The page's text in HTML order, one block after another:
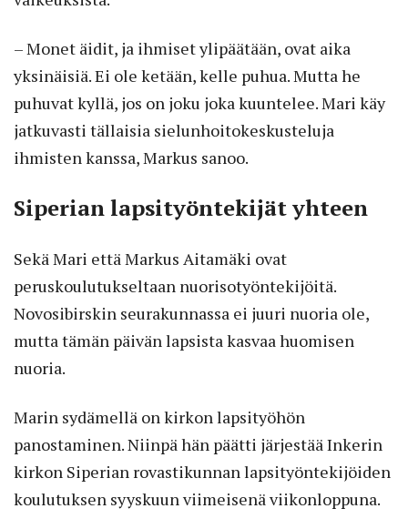
– Monet äidit, ja ihmiset ylipäätään, ovat aika
yksinäisiä. Ei ole ketään, kelle puhua. Mutta he
puhuvat kyllä, jos on joku joka kuuntelee. Mari käy
jatkuvasti tällaisia sielunhoitokeskusteluja
ihmisten kanssa, Markus sanoo.
Siperian lapsityöntekijät yhteen
Sekä Mari että Markus Aitamäki ovat
peruskoulutukseltaan nuorisotyöntekijöitä.
Novosibirskin seurakunnassa ei juuri nuoria ole,
mutta tämän päivän lapsista kasvaa huomisen
nuoria.
Marin sydämellä on kirkon lapsityöhön
panostaminen. Niinpä hän päätti järjestää Inkerin
kirkon Siperian rovastikunnan lapsityöntekijöiden
koulutuksen syyskuun viimeisenä viikonloppuna.